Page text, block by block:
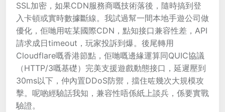
SSL加密，如果CDN服務商嘅技術落後，隨時搞到登
入卡頓或實時數據斷線。我試過幫一間本地手遊公司做
優化，佢哋用咗某國際CDN，點知接口兼容性差，API
請求成日timeout，玩家投訴到爆。後尾轉用
Cloudflare嘅香港節點，佢哋嘅邊緣運算同QUIC協議
（HTTP/3嘅基礎）完美支援遊戲動態接口，延遲壓到
30ms以下，仲內置DDoS防禦，擋住咗幾次大規模攻
擊。呢啲經驗話我知，兼容性唔係紙上談兵，係要實戰
驗證。